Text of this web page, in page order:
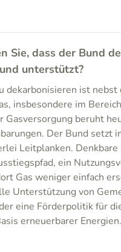
Sie, dass der Bund
unterstützt?
dekarbonisieren ist
insbesondere im
Gasversorgung beruht
Der Bund setzt
Leitplanken.
ein
Gas weniger einfach
Unterstützung von
eine Förderpolitik für
erneuerbarer Energien.